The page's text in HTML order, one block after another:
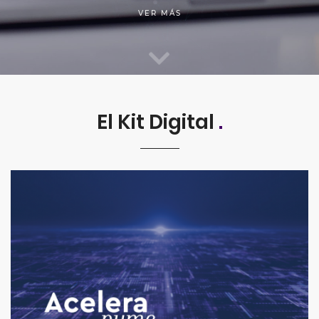
VER MÁS
El Kit Digital .